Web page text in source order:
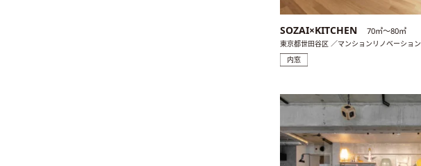
SOZAI×KITCHEN 70㎡〜80㎡
東京都世田谷区 ／マンションリノベーション
内窓